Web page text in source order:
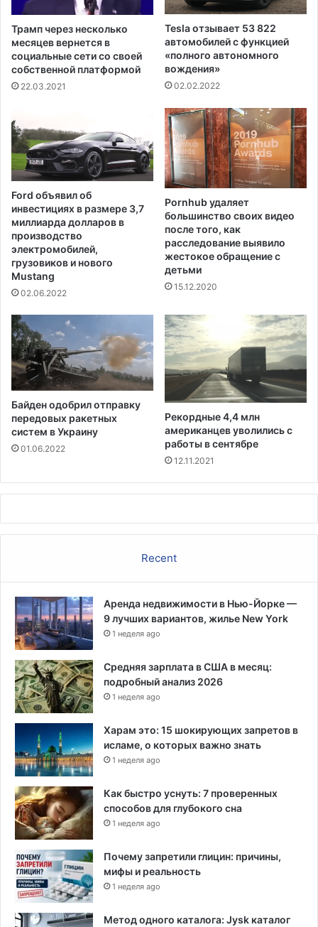
,
а
з
а
я
е
г
о
ю
р
и
д
и
ч
е
к
у
ю
к
о
м
а
н
д
у
н
а
ь
н
ы
м
п
о
з
о
р
о
м
р
ы
т
о
м
е
б
у
,
о
о
р
ы
й
у
р
е
п
и
л
в
р
п
й
о
п
а
с
н
о
с
т
ь
Трамп через несколько
месяцев вернется в
социальные сети со своей
собственной платформой
22.03.2021
Tesla отзывает 53 822
автомобилей с функцией
«полного автономного
вождения»
02.02.2022
Ford объявил об
инвестициях в размере 3,7
миллиарда долларов в
производство
электромобилей,
грузовиков и нового
Mustang
02.06.2022
Pornhub удаляет
большинство своих видео
после того, как
расследование выявило
жестокое обращение с
детьми
15.12.2020
Байден одобрил отправку
передовых ракетных
систем в Украину
01.06.2022
Рекордные 4,4 млн
американцев уволились с
работы в сентябре
12.11.2021
Recent
Аренда недвижимости в Нью-Йорке —
9 лучших вариантов, жилье New York
1 неделя ago
Средняя зарплата в США в месяц:
подробный анализ 2026
1 неделя ago
Харам это: 15 шокирующих запретов в
исламе, о которых важно знать
1 неделя ago
Как быстро уснуть: 7 проверенных
способов для глубокого сна
1 неделя ago
Почему запретили глицин: причины,
мифы и реальность
1 неделя ago
Метод одного каталога: Jysk каталог